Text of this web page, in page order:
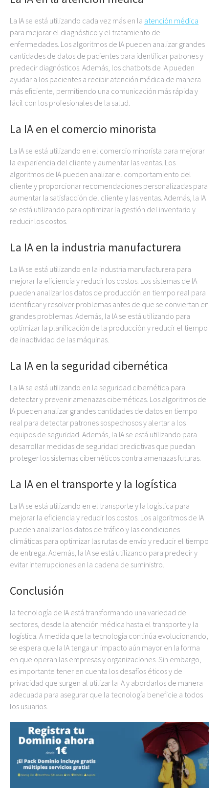
La IA se está utilizando cada vez más en la atención médica
para mejorar el diagnóstico y el tratamiento de
enfermedades. Los algoritmos de IA pueden analizar grandes
cantidades de datos de pacientes para identificar patrones y
predecir diagnósticos. Además, los chatbots de IA pueden
ayudar a los pacientes a recibir atención médica de manera
más eficiente, permitiendo una comunicación más rápida y
fácil con los profesionales de la salud.
La IA en el comercio minorista
La IA se está utilizando en el comercio minorista para mejorar
la experiencia del cliente y aumentar las ventas. Los
algoritmos de IA pueden analizar el comportamiento del
cliente y proporcionar recomendaciones personalizadas para
aumentar la satisfacción del cliente y las ventas. Además, la IA
se está utilizando para optimizar la gestión del inventario y
reducir los costos.
La IA en la industria manufacturera
La IA se está utilizando en la industria manufacturera para
mejorar la eficiencia y reducir los costos. Los sistemas de IA
pueden analizar los datos de producción en tiempo real para
identificar y resolver problemas antes de que se conviertan en
grandes problemas. Además, la IA se está utilizando para
optimizar la planificación de la producción y reducir el tiempo
de inactividad de las máquinas.
La IA en la seguridad cibernética
La IA se está utilizando en la seguridad cibernética para
detectar y prevenir amenazas cibernéticas. Los algoritmos de
IA pueden analizar grandes cantidades de datos en tiempo
real para detectar patrones sospechosos y alertar a los
equipos de seguridad. Además, la IA se está utilizando para
desarrollar medidas de seguridad predictivas que puedan
proteger los sistemas cibernéticos contra amenazas futuras.
La IA en el transporte y la logística
La IA se está utilizando en el transporte y la logística para
mejorar la eficiencia y reducir los costos. Los algoritmos de IA
pueden analizar los datos de tráfico y las condiciones
climáticas para optimizar las rutas de envío y reducir el tiempo
de entrega. Además, la IA se está utilizando para predecir y
evitar interrupciones en la cadena de suministro.
Conclusión
la tecnología de IA está transformando una variedad de
sectores, desde la atención médica hasta el transporte y la
logística. A medida que la tecnología continúa evolucionando,
se espera que la IA tenga un impacto aún mayor en la forma
en que operan las empresas y organizaciones. Sin embargo,
es importante tener en cuenta los desafíos éticos y de
privacidad que surgen al utilizar la IA y abordarlos de manera
adecuada para asegurar que la tecnología beneficie a todos
los usuarios.